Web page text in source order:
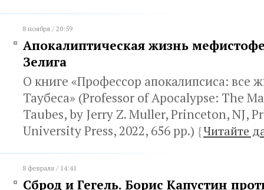
8 ноября / 20:59
Апокалиптическая жизнь
Зелига
О книге «Профессор апокалипсиса: все
Таубеса» (Professor of Apocalypse: The
Taubes, by Jerry Z. Muller, Princeton, NJ,
University Press, 2022, 656 pp.) {Читайте
8 февраля / 14:41
Сброд и Гегель. Борис Капустин